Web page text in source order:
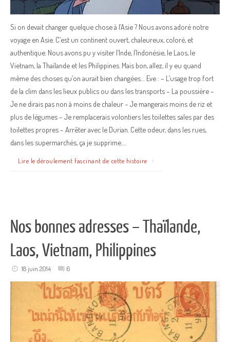
Si on devait changer quelque chose à l’Asie ? Nous avons adoré notre
voyage en Asie. C’est un continent ouvert, chaleureux, coloré, et
authentique. Nous avons pu y visiter l’Inde, l’Indonésie, le Laos, le
Vietnam, la Thaïlande et les Philippines. Mais bon, allez, il y eu quand
même des choses qu’on aurait bien changées… Eve : – L’usage trop fort
de la clim dans les lieux publics ou dans les transports – La poussière –
Je ne dirais pas non à moins de chaleur – Je mangerais moins de riz et
plus de légumes – Je remplacerais volontiers les toilettes sales par des
toilettes propres – Arrêter avec le Durian. Cette odeur, dans les rues,
dans les supermarchés, ça je supprime.…
Lire le déroulement fascinant de cette histoire
Nos bonnes adresses – Thaïlande,
Laos, Vietnam, Philippines
18 juin 2014 6